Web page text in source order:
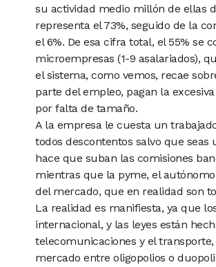
su actividad medio millón de ellas
representa el 73%, seguido de la
el 6%. De esa cifra total, el 55% se
microempresas (1-9 asalariados),
el sistema, como vemos, recae
parte del empleo, pagan la excesiva
por falta de tamaño.
A la empresa le cuesta un
todos descontentos salvo que seas
hace que suban las comisiones
mientras que la pyme, el autónomo
del mercado, que en realidad son
La realidad es manifiesta, ya que
internacional, y las leyes están
telecomunicaciones y el
mercado entre oligopolios o